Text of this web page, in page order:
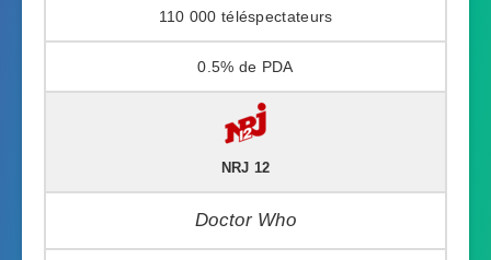
110 000
0.5%
NRJ 12
Doctor Who